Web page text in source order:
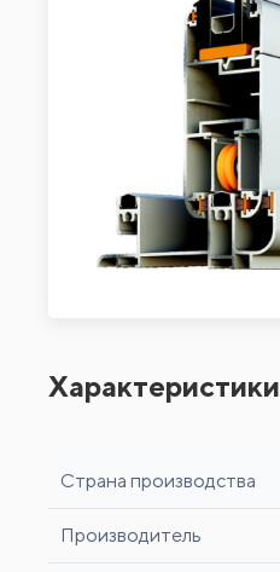
Характеристики
Страна производства
Производитель